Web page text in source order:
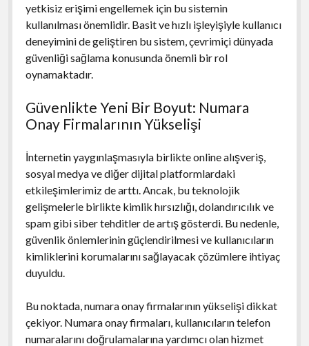
yetkisiz erişimi engellemek için bu sistemin
kullanılması önemlidir. Basit ve hızlı işleyişiyle kullanıcı
deneyimini de geliştiren bu sistem, çevrimiçi dünyada
güvenliği sağlama konusunda önemli bir rol
oynamaktadır.
Güvenlikte Yeni Bir Boyut: Numara
Onay Firmalarının Yükselişi
İnternetin yaygınlaşmasıyla birlikte online alışveriş,
sosyal medya ve diğer dijital platformlardaki
etkileşimlerimiz de arttı. Ancak, bu teknolojik
gelişmelerle birlikte kimlik hırsızlığı, dolandırıcılık ve
spam gibi siber tehditler de artış gösterdi. Bu nedenle,
güvenlik önlemlerinin güçlendirilmesi ve kullanıcıların
kimliklerini korumalarını sağlayacak çözümlere ihtiyaç
duyuldu.
Bu noktada, numara onay firmalarının yükselişi dikkat
çekiyor. Numara onay firmaları, kullanıcıların telefon
numaralarını doğrulamalarına yardımcı olan hizmet